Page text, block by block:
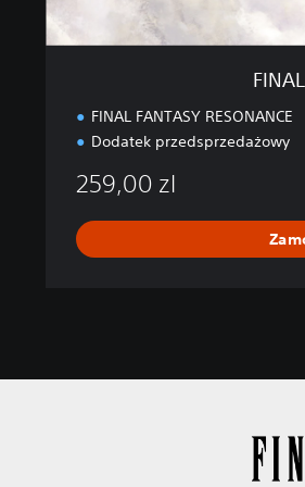
O
N
FINAL FANTASY RESONANCE
Dodatek przedsprzedażowy
259,00 zl